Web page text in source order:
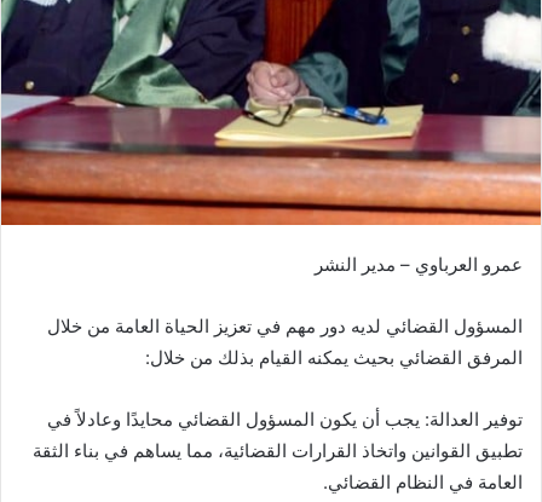
ا
إ
ل
ك
ر
ن
ا
عمرو العرباوي – مدير النشر
المسؤول القضائي لديه دور مهم في تعزيز الحياة العامة من خلال
المرفق القضائي بحيث يمكنه القيام بذلك من خلال:
توفير العدالة: يجب أن يكون المسؤول القضائي محايدًا وعادلاً في
تطبيق القوانين واتخاذ القرارات القضائية، مما يساهم في بناء الثقة
العامة في النظام القضائي.